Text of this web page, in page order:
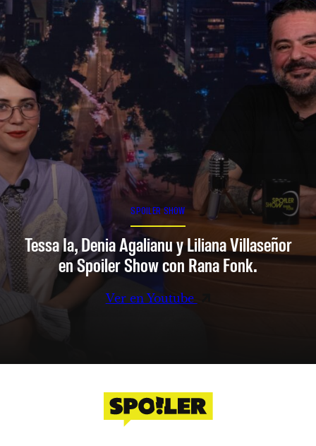
SPOILER SHOW
Tessa Ia, Denia Agalianu y Liliana Villaseñor
en Spoiler Show con Rana Fonk.
Ver en Youtube